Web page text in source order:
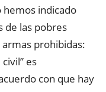
indicado
de las pobres
armas prohibidas:
es
con que hay